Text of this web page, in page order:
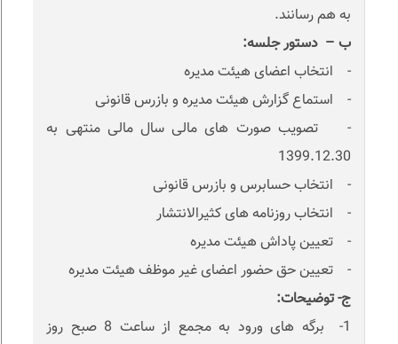
به هم رسانند.
ب – دستور جلسه:
- انتخاب اعضای هیئت مدیره
- استماع گزارش هیئت مدیره و بازرس قانونی
- تصویب صورت های مالی سال مالی منتهی به
1399.12.30
- انتخاب حسابرس و بازرس قانونی
- انتخاب روزنامه های کثیرالانتشار
- تعیین پاداش هیئت مدیره
- تعیین حق حضور اعضای غیر موظف هیئت مدیره
ج- توضیحات:
1- برگه های ورود به مجمع از ساعت 8 صبح روز